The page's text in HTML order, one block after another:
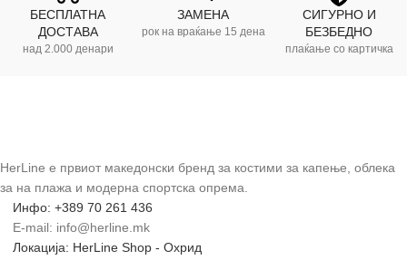
БЕСПЛАТНА
ДОСТАВА
над 2.000 денари
ЗАМЕНА
рок на враќање 15 дена
СИГУРНО И
БЕЗБЕДНО
плаќање со картичка
HerLine е првиот македонски бренд за костими за капење, облека
за на плажа и модерна спортска опрема.
Инфо: +389 70 261 436
E-mail: info@herline.mk
Локација: HerLine Shop - Охрид